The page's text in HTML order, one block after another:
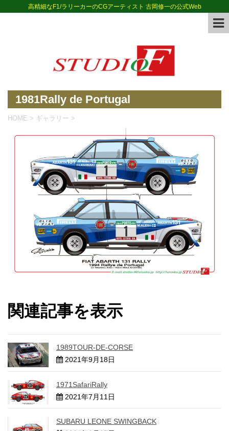
高精細なF1/ラリーカーのCGアーティスト 古岡修一の公式Web
1981Rally de Portugal
HOME > ギャラリー >
関連記事を表示
1989TOUR-DE-CORSE
2021年9月18日
1971SafariRally
2021年7月11日
SUBARU LEONE SWINGBACK